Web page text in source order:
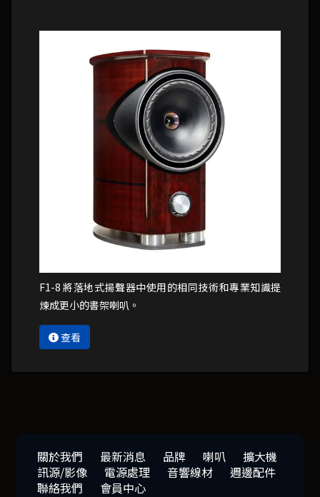
F1-8 將落地式揚聲器中使用的相同技術和專業知識提
煉成更小的書架喇叭。
查看
關於我們 最新消息 品牌 喇叭
擴大機
訊源/影像
電源處理 音響線材
週邊配件
聯絡我們
會員中心